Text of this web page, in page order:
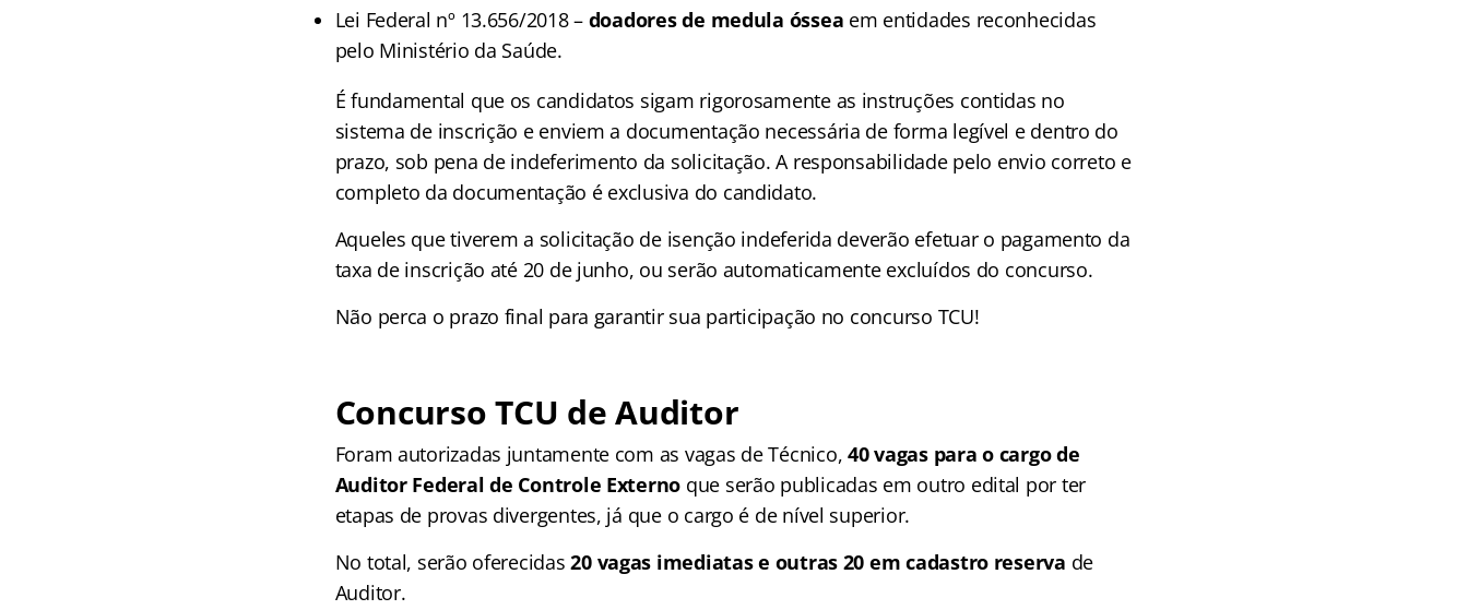
Lei Federal nº 13.656/2018 – doadores de medula óssea em entidades reconhecidas
pelo Ministério da Saúde.
É fundamental que os candidatos sigam rigorosamente as instruções contidas no
sistema de inscrição e enviem a documentação necessária de forma legível e dentro do
prazo, sob pena de indeferimento da solicitação. A responsabilidade pelo envio correto e
completo da documentação é exclusiva do candidato.
Aqueles que tiverem a solicitação de isenção indeferida deverão efetuar o pagamento da
taxa de inscrição até 20 de junho, ou serão automaticamente excluídos do concurso.
Não perca o prazo final para garantir sua participação no concurso TCU!
Concurso TCU de Auditor
Foram autorizadas juntamente com as vagas de Técnico,40 vagas para o cargo de
Auditor Federal de Controle Externo que serão publicadas em outro edital por ter
etapas de provas divergentes, já que o cargo é de nível superior.
No total, serão oferecidas20 vagas imediatas e outras 20 em cadastro reserva de
Auditor.